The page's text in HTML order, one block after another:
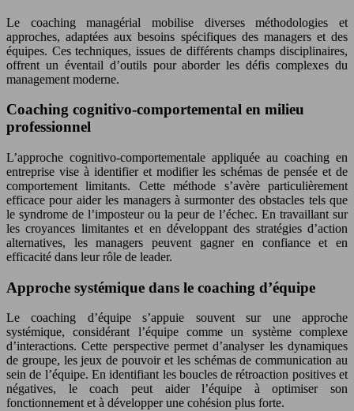
Le coaching managérial mobilise diverses méthodologies et
approches, adaptées aux besoins spécifiques des managers et des
équipes. Ces techniques, issues de différents champs disciplinaires,
offrent un éventail d’outils pour aborder les défis complexes du
management moderne.
Coaching cognitivo-comportemental en milieu
professionnel
L’approche cognitivo-comportementale appliquée au coaching en
entreprise vise à identifier et modifier les schémas de pensée et de
comportement limitants. Cette méthode s’avère particulièrement
efficace pour aider les managers à surmonter des obstacles tels que
le syndrome de l’imposteur ou la peur de l’échec. En travaillant sur
les croyances limitantes et en développant des stratégies d’action
alternatives, les managers peuvent gagner en confiance et en
efficacité dans leur rôle de leader.
Approche systémique dans le coaching d’équipe
Le coaching d’équipe s’appuie souvent sur une approche
systémique, considérant l’équipe comme un système complexe
d’interactions. Cette perspective permet d’analyser les dynamiques
de groupe, les jeux de pouvoir et les schémas de communication au
sein de l’équipe. En identifiant les boucles de rétroaction positives et
négatives, le coach peut aider l’équipe à optimiser son
fonctionnement et à développer une cohésion plus forte.